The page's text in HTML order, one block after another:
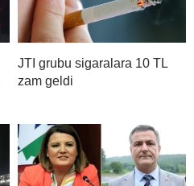
JTI grubu sigaralara 10 TL
zam geldi